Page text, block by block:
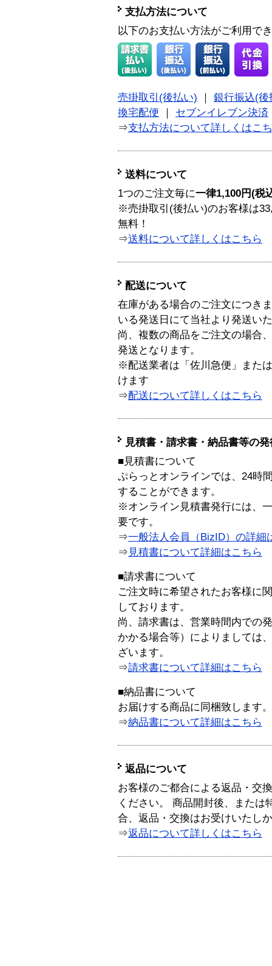
支払方法について
以下のお支払い方法がご利用で
売掛取引(後払い)
銀行振込(後
換宅配便
セブンイレブン決済
⇒支払方法について詳しくはこ
送料について
1つのご注文毎に一律1,100円(税
※売掛取引(後払い)のお客様は
無料！
⇒送料について詳しくはこちら
配送について
在庫がある場合のご注文につき
いる発送日にて当社より発送い
尚、複数の商品をご注文の場合
発送となります。
※配送業者は「佐川急便」また
けます
⇒配送について詳しくはこちら
見積書・請求書・納品書等の
■見積書について
ぷらっとオンラインでは、24時
することができます。
※オンライン見積書発行には、
要です。
⇒一般法人会員（BizID）の詳細
⇒ 見積書について詳細はこちら
■請求書について
ご注文時に希望されたお客様に
しております。
尚、請求書は、営業時間内での
かかる場合等）によりましては
ざいます。
⇒請求書について詳細はこちら
■納品書について
お届けする商品に同梱致します。
⇒納品書について詳細はこちら
返品について
お客様のご都合による返品・交
ください。 商品開封後、または
合、返品・交換はお受けいたし
⇒返品について詳しくはこちら